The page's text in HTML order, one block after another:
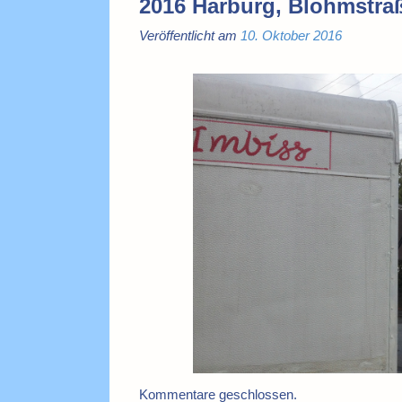
2016 Harburg,
Veröffentlicht am 10. Oktober 2016
Kommentare geschlossen.